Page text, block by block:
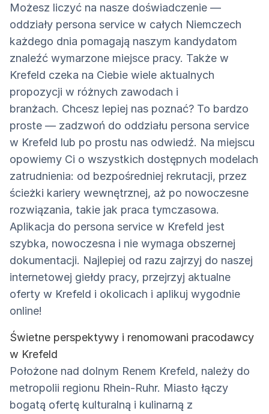
Możesz liczyć na nasze doświadczenie —
oddziały persona service w całych Niemczech
każdego dnia pomagają naszym kandydatom
znaleźć wymarzone miejsce pracy. Także w
Krefeld czeka na Ciebie wiele aktualnych
propozycji w różnych zawodach i
branżach. Chcesz lepiej nas poznać? To bardzo
proste — zadzwoń do oddziału persona service
w Krefeld lub po prostu nas odwiedź. Na miejscu
opowiemy Ci o wszystkich dostępnych modelach
zatrudnienia: od bezpośredniej rekrutacji, przez
ścieżki kariery wewnętrznej, aż po nowoczesne
rozwiązania, takie jak praca tymczasowa.
Aplikacja do persona service w Krefeld jest
szybka, nowoczesna i nie wymaga obszernej
dokumentacji. Najlepiej od razu zajrzyj do naszej
internetowej giełdy pracy, przejrzyj aktualne
oferty w Krefeld i okolicach i aplikuj wygodnie
online!
Świetne perspektywy i renomowani pracodawcy
w Krefeld
Położone nad dolnym Renem Krefeld, należy do
metropolii regionu Rhein-Ruhr. Miasto łączy
bogatą ofertę kulturalną i kulinarną z